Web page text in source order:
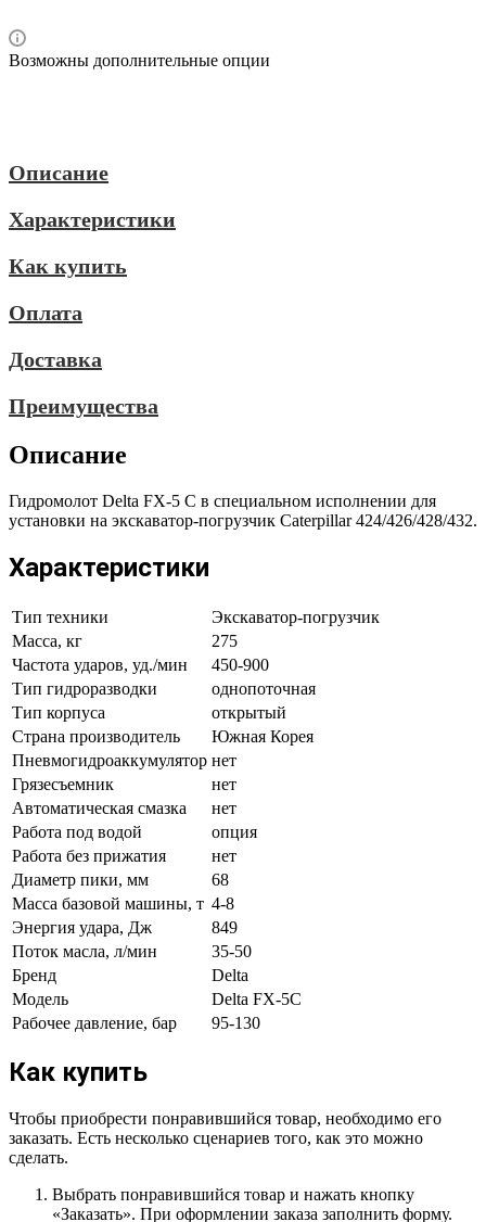
Возможны дополнительные опции
Описание
Характеристики
Как купить
Оплата
Доставка
Преимущества
Описание
Гидромолот Delta FX-5 C в специальном исполнении для
установки на экскаватор-погрузчик Caterpillar 424/426/428/432.
Характеристики
Тип техники
Экскаватор-погрузчик
Масса, кг
275
Частота ударов, уд./мин
450-900
Тип гидроразводки
однопоточная
Тип корпуса
открытый
Страна производитель
Южная Корея
Пневмогидроаккумулятор нет
Грязесъемник
нет
Автоматическая смазка
нет
Работа под водой
опция
Работа без прижатия
нет
Диаметр пики, мм
68
Масса базовой машины, т 4-8
Энергия удара, Дж
849
Поток масла, л/мин
35-50
Бренд
Delta
Модель
Delta FX-5C
Рабочее давление, бар
95-130
Как купить
Чтобы приобрести понравившийся товар, необходимо его
заказать. Есть несколько сценариев того, как это можно
сделать.
Выбрать понравившийся товар и нажать кнопку
«Заказать». При оформлении заказа заполнить форму.